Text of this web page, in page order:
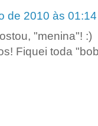
de 2010 às 01:14
"menina"! :)
Fiquei toda